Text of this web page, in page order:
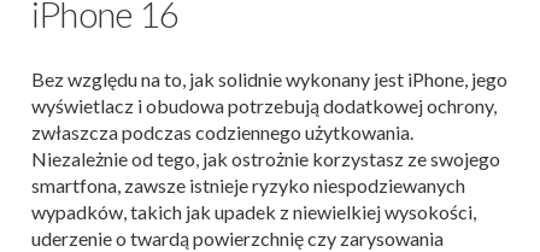
iPhone 16
Bez względu na to, jak solidnie wykonany jest iPhone, jego
wyświetlacz i obudowa potrzebują dodatkowej ochrony,
zwłaszcza podczas codziennego użytkowania.
Niezależnie od tego, jak ostrożnie korzystasz ze swojego
smartfona, zawsze istnieje ryzyko niespodziewanych
wypadków, takich jak upadek z niewielkiej wysokości,
uderzenie o twardą powierzchnię czy zarysowania